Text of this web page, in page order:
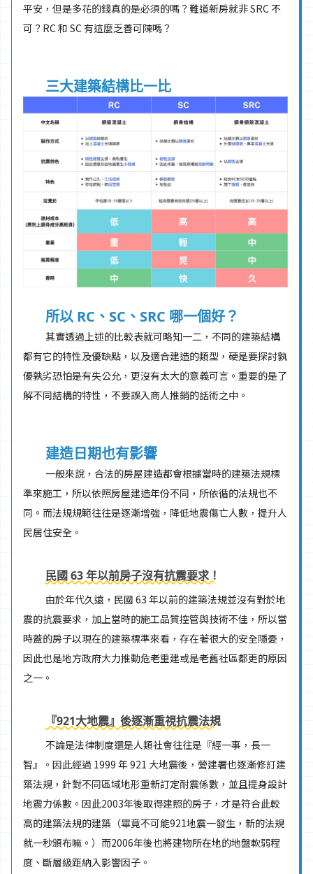
平安，但是多花的錢真的是必須的嗎？難道新房就非 SRC 不
可？RC 和 SC 有這麼乏善可陳嗎？
三大建築結構比一比
所以 RC、SC、SRC 哪一個好？
其實透過上述的比較表就可略知一二，不同的建築結構
都有它的特性及優缺點，以及適合建造的類型，硬是要探討孰
優孰劣恐怕是有失公允，更沒有太大的意義可言。重要的是了
解不同結構的特性，不要誤入商人推銷的話術之中。
建造日期也有影響
一般來說，合法的房屋建造都會根據當時的建築法規標
準來施工，所以依照房屋建造年份不同，所依循的法規也不
同。而法規規範往往是逐漸增強，降低地震傷亡人數，提升人
民居住安全。
民國 63 年以前房子沒有抗震要求！
由於年代久遠，民國 63 年以前的建築法規並沒有對於地
震的抗震要求，加上當時的施工品質控管與技術不佳，所以當
時蓋的房子以現在的建築標準來看，存在著很大的安全隱憂，
因此也是地方政府大力推動危老重建或是老舊社區都更的原因
之一。
『921大地震』後逐漸重視抗震法規
不論是法律制度還是人類社會往往是『經一事，長一
智』。因此經過 1999 年 921 大地震後，營建署也逐漸修訂建
築法規，針對不同區域地形重新訂定耐震係數，並且提身設計
地震力係數。因此2003年後取得建照的房子，才是符合此較
高的建築法規的建築（畢竟不可能921地震一發生，新的法規
就一秒頒布嘛。）而2006年後也將建物所在地的地盤軟弱程
度、斷層級距納入影響因子。